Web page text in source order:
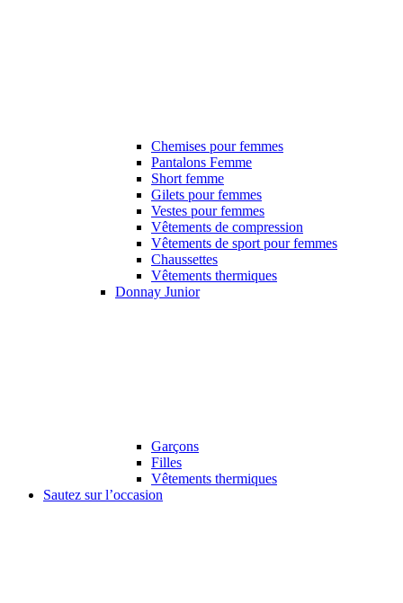
Chemises pour femmes
Pantalons Femme
Short femme
Gilets pour femmes
Vestes pour femmes
Vêtements de compression
Vêtements de sport pour femmes
Chaussettes
Vêtements thermiques
Donnay Junior
Garçons
Filles
Vêtements thermiques
Sautez sur l’occasion